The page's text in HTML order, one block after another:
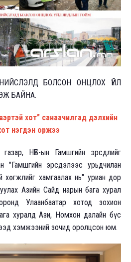
БОЛСОН ОНЦЛОХ ҮЙЛ
БАЙНА.
хот” санаачилгад дэлхийн
нэгдэн оржээ
НҮБ-ын Гамшгийн эрсдлийг
"Гамшгийн эрсдэлээс урьдчилан
хөгжлийг хамгаалах нь" уриан дор
Азийн Сайд нарын бага хурал
Улаанбаатар хотод зохион
хуралд Ази, Номхон далайн бүс
хэмжээний зочид оролцсон юм.